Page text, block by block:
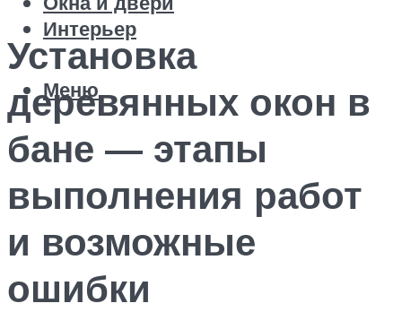
Интерьер
Меню
Установка
деревянных окон в
бане — этапы
выполнения работ
и возможные
ошибки